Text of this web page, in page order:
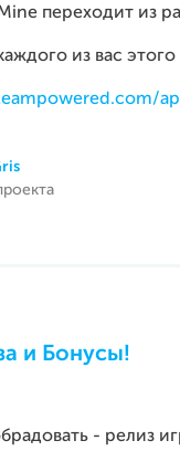
переходит из
из вас
и Бонусы!
- релиз